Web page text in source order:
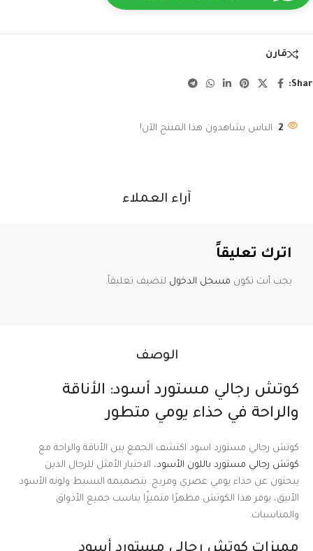
قارن
2 الناس يشاهدون هذا المنتج الآن!
الوصف
كوتش رجالي مستورد أسود: الأناقة
والراحة في حذاء يومي متطور
كوتش رجالي مستورد اسود اكتشف الجمع بين الأناقة والراحة مع
كوتش رجالي مستورد باللون الأسود، الاختيار الأمثل للرجال الذين
يبحثون عن حذاء يومي عصري ومريح. بتصميمه البسيط ولونه الأسود
الأنيق، يوفر هذا الكوتش مظهرًا متميزًا يناسب جميع الأذواق
والمناسبات.
آراء العملاء
اترك تعليقاً
يجب أنت تكون مسجل الدخول لتضيف تعليقاً.